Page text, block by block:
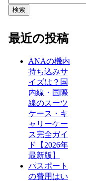
検索
最近の投稿
ANAの機内
持ち込みサ
イズは？国
内線・国際
線のスーツ
ケース・キ
ャリーケー
ス完全ガイ
ド【2026年
最新版】
パスポート
の費用はい